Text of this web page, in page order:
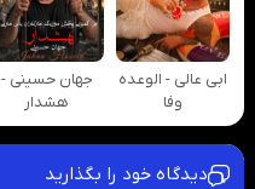
ابی عالی - الوعده
وفا
جهان حسینی -
هشدار
دیدگاه خود را بگذارید